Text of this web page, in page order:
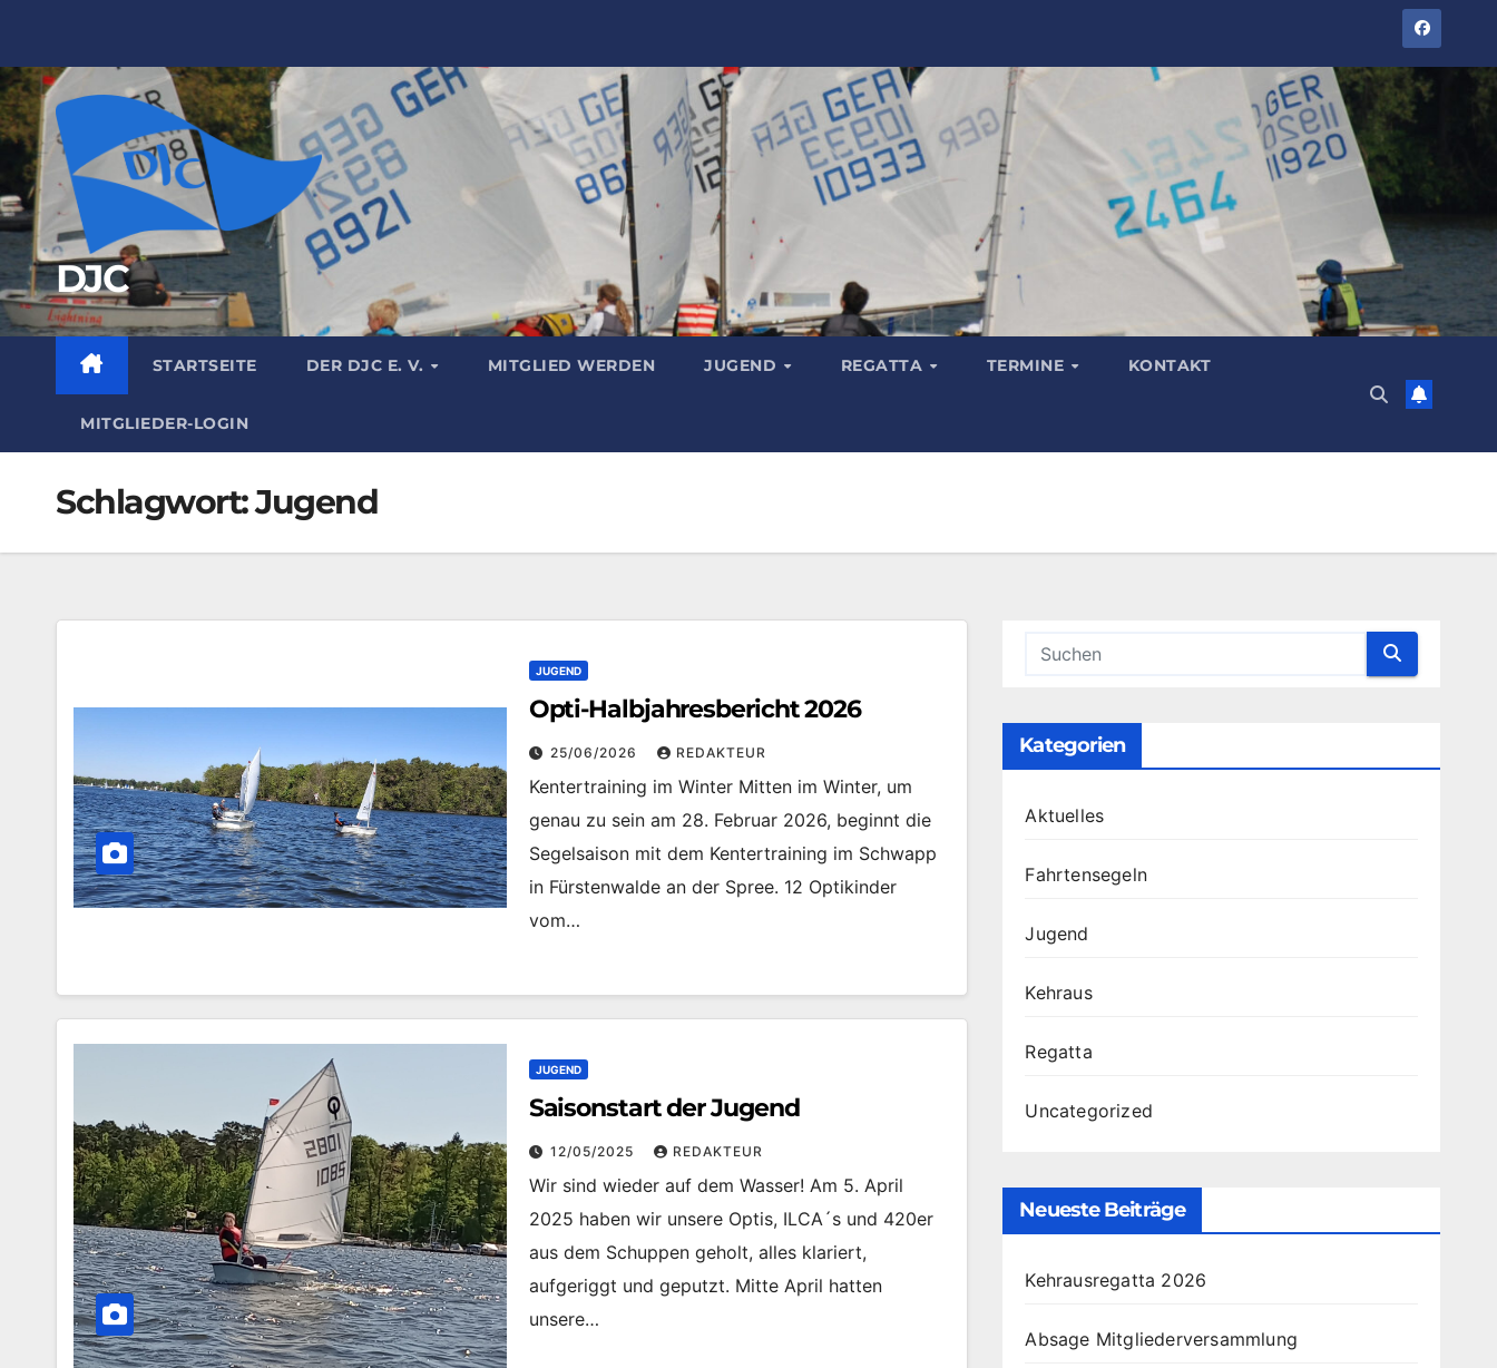
springen
DJC
STARTSEITE DER DJC E. V. MITGLIED WERDEN JUGEND REGATTA TERMINE KONTAKT
MITGLIEDER-LOGIN
Schlagwort:Jugend
JUGEND
Opti-Halbjahresbericht 2026
25/06/2026 REDAKTEUR
Kentertraining im Winter Mitten im Winter, um
genau zu sein am 28. Februar 2026, beginnt die
Segelsaison mit dem Kentertraining im Schwapp
in Fürstenwalde an der Spree. 12 Optikinder
vom…
JUGEND
Saisonstart der Jugend
12/05/2025 REDAKTEUR
Wir sind wieder auf dem Wasser! Am 5. April
2025 haben wir unsere Optis, ILCA´s und 420er
aus dem Schuppen geholt, alles klariert,
aufgeriggt und geputzt. Mitte April hatten
unsere…
Kategorien
Aktuelles
Fahrtensegeln
Jugend
Kehraus
Regatta
Uncategorized
Neueste Beiträge
Kehrausregatta 2026
Absage Mitgliederversammlung